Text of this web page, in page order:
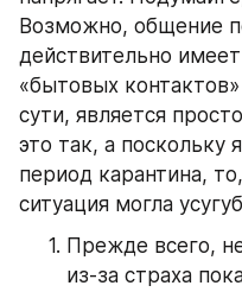
Возможно, общение
действительно
«бытовых
сути, является
это так, а поскольку
период карантина,
ситуация могла
Прежде всего,
из-за страха